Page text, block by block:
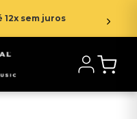
sem juros